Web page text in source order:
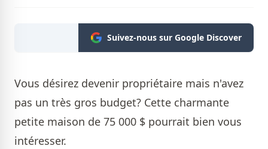
Suivez-nous sur Google Discover
Vous désirez devenir propriétaire mais n'avez
pas un très gros budget? Cette charmante
petite maison de 75 000 $ pourrait bien vous
intéresser.